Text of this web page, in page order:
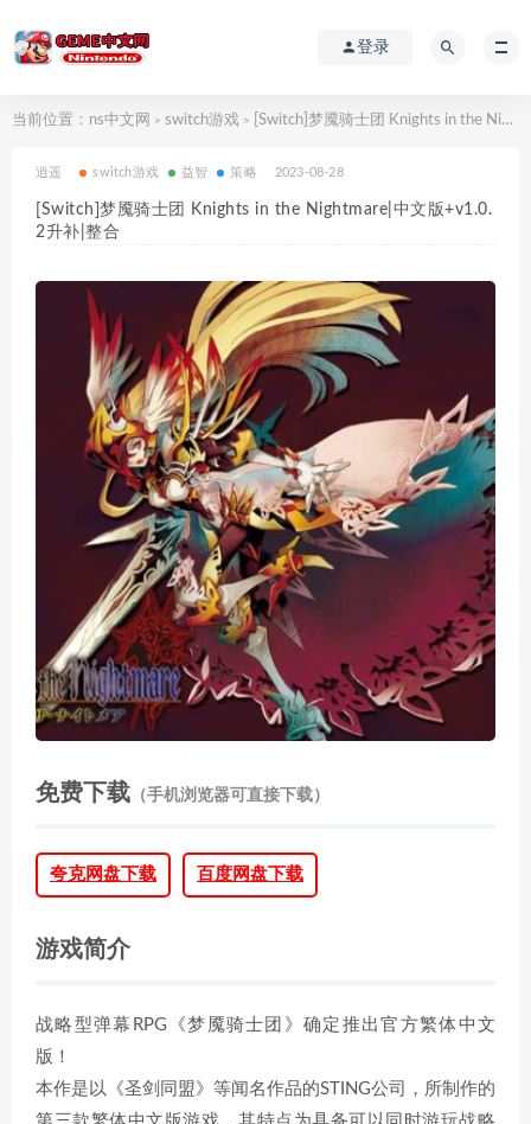
登录
当前位置： ns中文网 > switch游戏 > [Switch]梦魇骑士团 Knights in the Nightmare|中文版+v1.0.2升补|整合
逍遥 switch游戏 益智 策略 2023-08-28
[Switch]梦魇骑士团 Knights in the Nightmare|中文版+v1.0.
2升补|整合
免费下载 （手机浏览器可直接下载）
夸克网盘下载 百度网盘下载
游戏简介
战略型弹幕RPG《梦魇骑士团》确定推出官方繁体中文
版！
本作是以《圣剑同盟》等闻名作品的STING公司，所制作的